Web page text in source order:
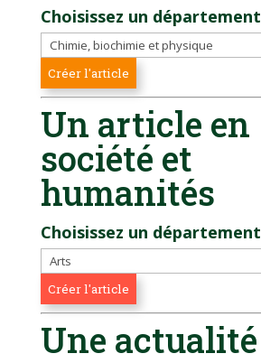
Choisissez un département
Un article en
société et
humanités
Choisissez un département
Une actualité